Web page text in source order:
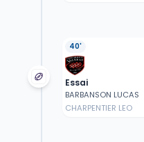
40'
Essai
BARBANSON LUCAS
CHARPENTIER LEO